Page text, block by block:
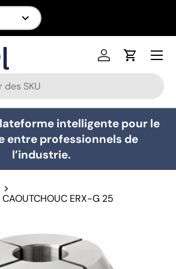
Se connecter
Panier
Menu
intelligente pour le
entre professionnels de
l’industrie.
CAOUTCHOUC ERX-G 25